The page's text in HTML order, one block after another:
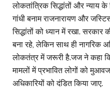
लोकतांत्रिक सिद्धांतों और न्याय के
गांधी बनाम राजनारायण और
सिद्धांतों को ध्यान में रखा. सरकार
बना रहे, लेकिन साथ ही नागरिक
लोकतंत्र में जरूरी है.जज ने कहा
मामलों में प्रभावित लोगों को
अधिकारियों को दंडित किया जाए.